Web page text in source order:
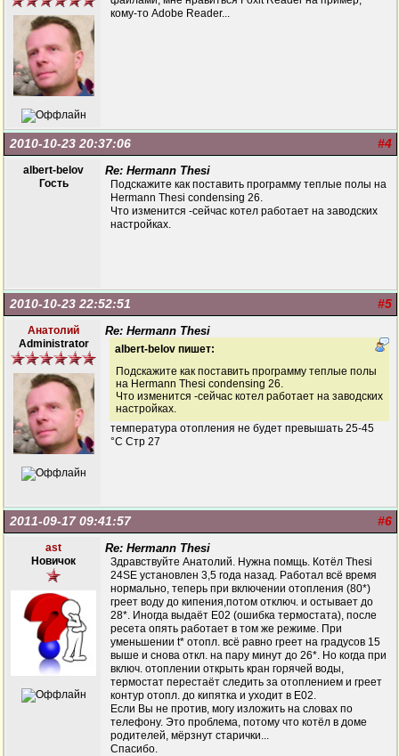
кому-то Adobe Reader...
#4
2010-10-23 20:37:06
albert-belov
Гость
Re: Hermann Thesi
Подскажите как поставить программу теплые полы на
Hermann Thesi condensing 26.
Что изменится -сейчас котел работает на заводских
настройках.
#5
2010-10-23 22:52:51
Анатолий
Administrator
Re: Hermann Thesi
albert-belov пишет:
Подскажите как поставить программу теплые полы
на Hermann Thesi condensing 26.
Что изменится -сейчас котел работает на заводских
настройках.
температура отопления не будет превышать 25-45
°C Стр 27
#6
2011-09-17 09:41:57
ast
Новичок
Re: Hermann Thesi
Здравствуйте Анатолий. Нужна помщь. Котёл Thesi
24SE установлен 3,5 года назад. Работал всё время
нормально, теперь при включении отопления (80*)
греет воду до кипения,потом отключ. и остывает до
28*. Иногда выдаёт Е02 (ошибка термостата), после
ресета опять работает в том же режиме. При
уменьшении t* отопл. всё равно греет на градусов 15
выше и снова откл. на пару минут до 26*. Но когда при
включ. отоплении открыть кран горячей воды,
термостат перестаёт следить за отоплением и греет
контур отопл. до кипятка и уходит в Е02.
Если Вы не против, могу изложить на словах по
телефону. Это проблема, потому что котёл в доме
родителей, мёрзнут старички...
Спасибо.